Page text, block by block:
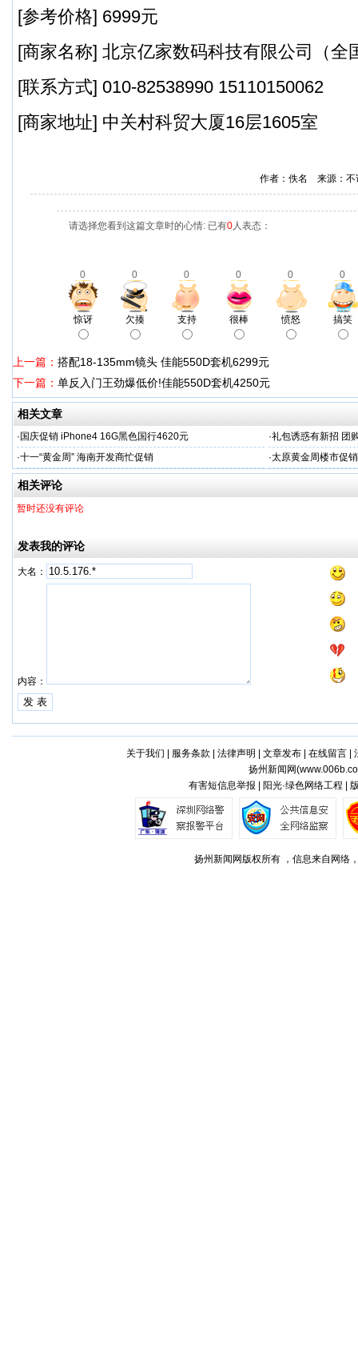
[参考价格] 6999元
[商家名称] 北京亿家数码科技有限公司（全
[联系方式] 010-82538990 15110150062
[商家地址] 中关村科贸大厦16层1605室
作者：佚名 来源：
请选择您看到这篇文章时的心情: 已有0人表态：
0 0 0 0 0 0
惊讶 欠揍 支持 很棒 愤怒 搞笑
上一篇： 搭配18-135mm镜头 佳能550D套机6299元
下一篇： 单反入门王劲爆低价!佳能550D套机4250元
相关文章
· 国庆促销 iPhone4 16G黑色国行4620元 ·礼包诱惑有新招 团
·十一“黄金周” 海南开发商忙促销 ·太原黄金周楼市促
相关评论
暂时还没有评论
发表我的评论
大名：
内容：
关于我们 服务条款 法律声明 文章发布| 在线留言|
扬州新闻网(
有害短信息举报 | 阳光·绿色网络工程 |
扬州新闻网版权所有 ，信息来自网络